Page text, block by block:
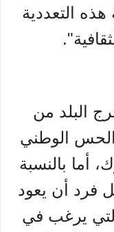
التعددية
البلد من
الحس الوطني
أما بالنسبة
فرد أن يعود
التي يرغب في